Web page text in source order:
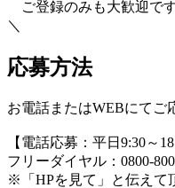
ご登録のみも大歓迎で
＼
応募方法
お電話またはWEBにてご
【電話応募：平日9:30～
フリーダイヤル：0800-
※「HPを見て」と伝えて